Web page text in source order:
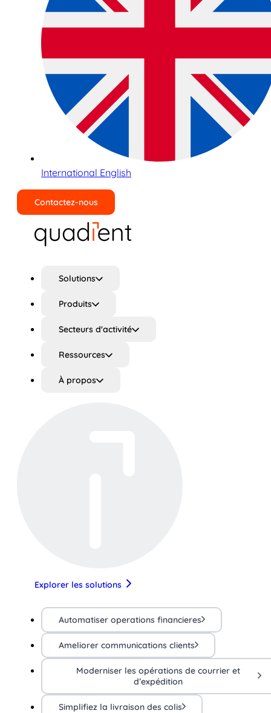
International English
Contactez-nous
Solutions
Produits
Secteurs d'activité
Ressources
À propos
Explorer les solutions
Automatiser operations financieres
Ameliorer communications clients
Moderniser les opérations de courrier et
d’expédition
Simplifiez la livraison des colis